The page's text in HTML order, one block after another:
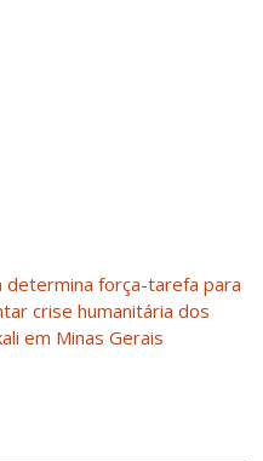
determina força-tarefa para
crise humanitária dos
em Minas Gerais